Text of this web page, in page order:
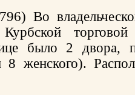
Во
было 2 двора,
женского).